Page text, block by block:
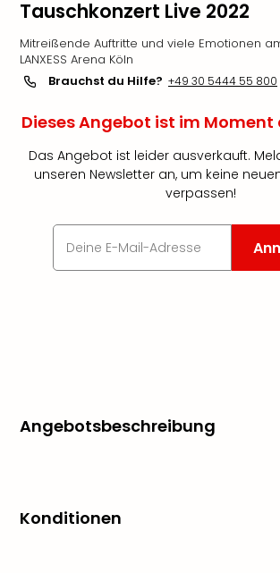
Tauschkonzert Live 2022
Mitreißende Auftritte und viele Emotionen
LANXESS Arena Köln
Brauchst du Hilfe? +49 30 5444 55 800
Dieses Angebot ist im
Das Angebot ist leider ausverkauft.
unseren Newsletter an, um keine
verpassen!
Angebotsbeschreibung
Konditionen